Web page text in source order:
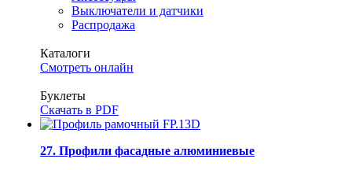
Выключатели и датчики
Распродажа
Каталоги
Смотреть онлайн
Буклеты
Скачать в PDF
27. Профили фасадные алюминиевые